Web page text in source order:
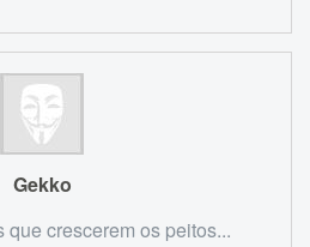
Gekko
crescerem os peitos...